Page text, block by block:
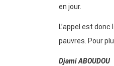
en jour.
L’appel est
pauvres. Pour
Djami ABOUDOU